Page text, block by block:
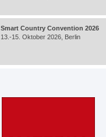
Smart Country Convention 2026
13.-15. Oktober 2026, Berlin